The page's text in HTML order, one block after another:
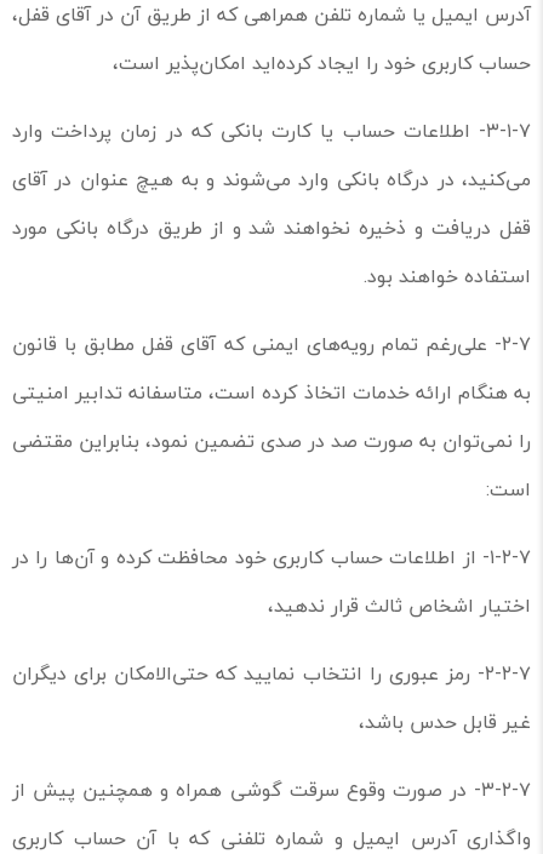
آدرس ایمیل یا شماره تلفن همراهی که از طریق آن در آقای قفل،
حساب کاربری خود را ایجاد کرده‌اید امکان‌پذیر است،
۳-۱-۷- اطلاعات حساب یا کارت بانکی که در زمان پرداخت وارد
می‌کنید، در درگاه بانکی وارد می‌شوند و به هیچ‌ عنوان در آقای
قفل دریافت و ذخیره نخواهند شد و از طریق درگاه بانکی مورد
استفاده خواهند بود.
۲-۷- علی‌رغم تمام رویه‌های ایمنی که آقای قفل مطابق با قانون
به هنگام ارائه خدمات اتخاذ کرده است، متاسفانه تدابیر امنیتی
را نمی‌توان به صورت صد در صدی تضمین نمود، بنابراین مقتضی
است:
۱-۲-۷- از اطلاعات حساب کاربری خود محافظت کرده و آن‌ها را در
اختیار اشخاص ثالث قرار ندهید،
۲-۲-۷- رمز عبوری را انتخاب نمایید که حتی‌الامکان برای دیگران
غیر قابل حدس باشد،
۳-۲-۷- در صورت وقوع سرقت گوشی همراه و همچنین پیش از
واگذاری آدرس ایمیل و شماره تلفنی که با آن حساب کاربری